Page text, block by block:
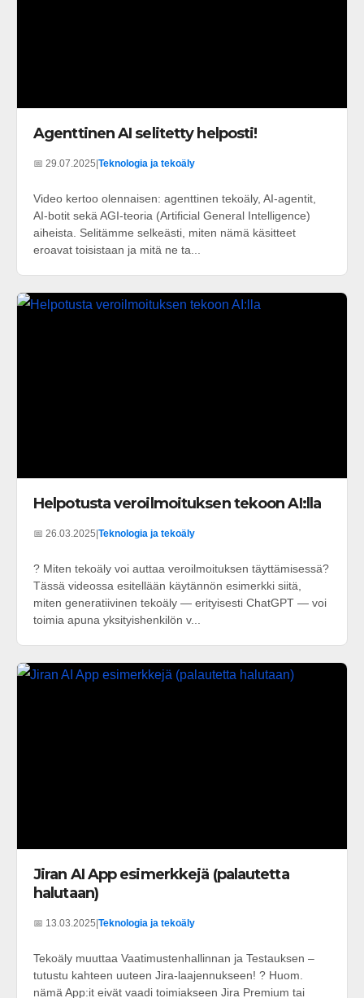
Agenttinen AI selitetty helposti!
📅 29.07.2025 Teknologia ja tekoäly
Video kertoo olennaisen: agenttinen tekoäly, AI-agentit,
AI-botit sekä AGI-teoria (Artificial General Intelligence)
aiheista. Selitämme selkeästi, miten nämä käsitteet
eroavat toisistaan ja mitä ne ta...
Helpotusta veroilmoituksen tekoon AI:lla
📅 26.03.2025 Teknologia ja tekoäly
? Miten tekoäly voi auttaa veroilmoituksen täyttämisessä?
Tässä videossa esitellään käytännön esimerkki siitä,
miten generatiivinen tekoäly — erityisesti ChatGPT — voi
toimia apuna yksityishenkilön v...
Jiran AI App esimerkkejä (palautetta
halutaan)
📅 13.03.2025|Teknologia ja tekoäly
Tekoäly muuttaa Vaatimustenhallinnan ja Testauksen –
tutustu kahteen uuteen Jira-laajennukseen! ? Huom.
nämä App:it eivät vaadi toimiakseen Jira Premium tai